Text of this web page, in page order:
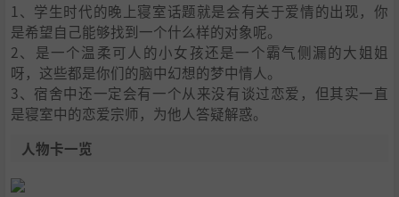
1、学生时代的晚上寝室话题就是会有关于爱情的出现，你
是希望自己能够找到一个什么样的对象呢。
2、是一个温柔可人的小女孩还是一个霸气侧漏的大姐姐
呀，这些都是你们的脑中幻想的梦中情人。
3、宿舍中还一定会有一个从来没有谈过恋爱，但其实一直
是寝室中的恋爱宗师，为他人答疑解惑。
人物卡一览